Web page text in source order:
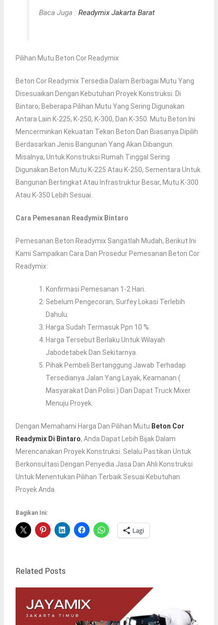
Baca Juga : Readymix Jakarta Barat
Pilihan Mutu Beton Cor Readymix
Beton Cor Readymix Tersedia Dalam Berbagai Mutu Yang
Disesuaikan Dengan Kebutuhan Proyek Konstruksi. Di
Bintaro, Beberapa Pilihan Mutu Yang Sering Digunakan
Antara Lain K-225, K-250, K-300, Dan K-350. Mutu Beton Ini
Mencerminkan Kekuatan Tekan Beton Dan Biasanya Dipilih
Berdasarkan Jenis Bangunan Yang Akan Dibangun.
Misalnya, Untuk Konstruksi Rumah Tinggal Sering
Digunakan Beton Mutu K-225 Atau K-250, Sementara Untuk
Bangunan Bertingkat Atau Infrastruktur Besar, Mutu K-300
Atau K-350 Lebih Sesuai.
Cara Pemesanan Readymix Bintaro
Pemesanan Beton Readymix Sangatlah Mudah, Berikut Ini
Kami Sampaikan Cara Dan Prosedur Pemesanan Beton Cor
Readymix:
Konfirmasi Pemesanan 1-2 Hari.
Sebelum Pengecoran, Surfey Lokasi Terlebih
Dahulu.
Harga Sudah Termasuk Ppn 10 %.
Harga Tersebut Berlaku Untuk Wilayah
Jabodetabek Dan Sekitarnya.
Pihak Pembeli Bertanggung Jawab Terhadap
Tersedianya Jalan Yang Layak, Keamanan (
Masyarakat Dan Polisi ) Dan Dapat Truck Mixer
Menuju Proyek.
Dengan Memahami Harga Dan Pilihan Mutu Beton Cor
Readymix Di Bintaro, Anda Dapat Lebih Bijak Dalam
Merencanakan Proyek Konstruksi. Selalu Pastikan Untuk
Berkonsultasi Dengan Penyedia Jasa Dan Ahli Konstruksi
Untuk Menentukan Pilihan Terbaik Sesuai Kebutuhan
Proyek Anda.
Bagikan Ini:
Lagi
Related Posts